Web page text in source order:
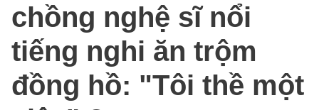
chồng nghệ sĩ nổi
tiếng nghi ăn trộm
đồng hồ: "Tôi thề một